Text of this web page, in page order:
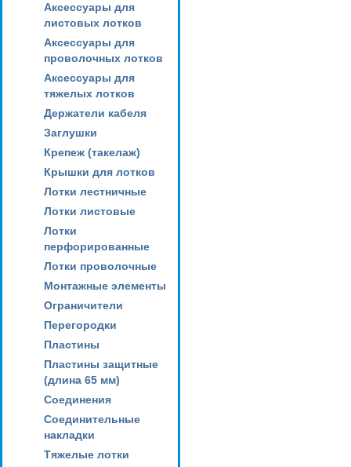
Аксессуары для
листовых лотков
Аксессуары для
проволочных лотков
Аксессуары для
тяжелых лотков
Держатели кабеля
Заглушки
Крепеж (такелаж)
Крышки для лотков
Лотки лестничные
Лотки листовые
Лотки
перфорированные
Лотки проволочные
Монтажные элементы
Ограничители
Перегородки
Пластины
Пластины защитные
(длина 65 мм)
Соединения
Соединительные
накладки
Тяжелые лотки